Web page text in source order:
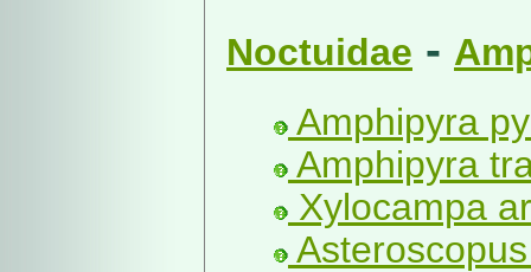
Noctuidae -
Amphipyra
Amphipyra
Xylocampa